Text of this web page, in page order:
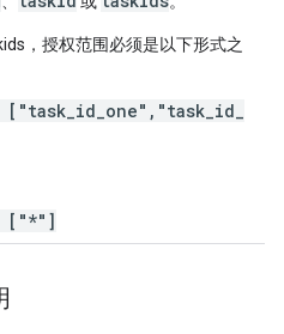
，授权范围必须是以下形式之
["task id one" , "task id
["*"]